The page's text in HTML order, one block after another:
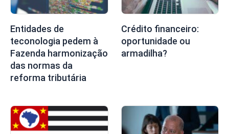
Entidades de
teconologia pedem à
Fazenda harmonização
das normas da
reforma tributária
Crédito financeiro:
oportunidade ou
armadilha?